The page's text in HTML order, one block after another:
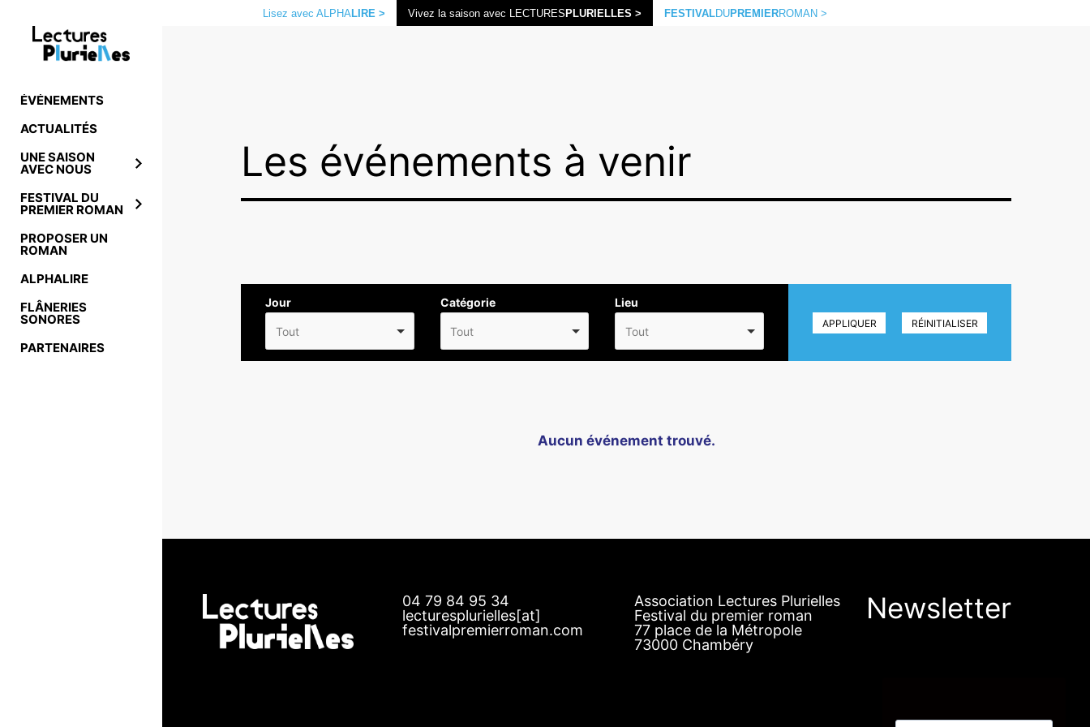
Lisez avec ALPHALIRE > Vivez la saison avec LECTURESPLURIELLES > FESTIVALDUPREMIERROMAN >
ÉVÉNEMENTS
ACTUALITÉS
UNE SAISON
AVEC NOUS
FESTIVAL DU
PREMIER ROMAN
PROPOSER UN
ROMAN
ALPHALIRE
FLÂNERIES
SONORES
PARTENAIRES
Les événements à venir
Jour
Tout
Catégorie
Tout
Lieu
Tout
APPLIQUER RÉINITIALISER
Aucun événement trouvé.
04 79 84 95 34
lecturesplurielles[at]
festivalpremierroman.com
Association Lectures Plurielles
Festival du premier roman
77 place de la Métropole
73000 Chambéry
Newsletter